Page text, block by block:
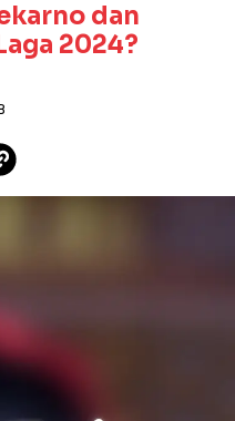
dan
2024?